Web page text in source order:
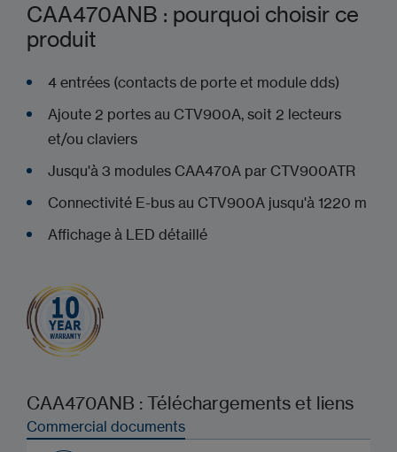
CAA470ANB : pourquoi choisir ce
produit
4 entrées (contacts de porte et module dds)
Ajoute 2 portes au CTV900A, soit 2 lecteurs
et/ou claviers
Jusqu'à 3 modules CAA470A par CTV900ATR
Connectivité E-bus au CTV900A jusqu'à 1220 m
Affichage à LED détaillé
CAA470ANB : Téléchargements et liens
Commercial documents